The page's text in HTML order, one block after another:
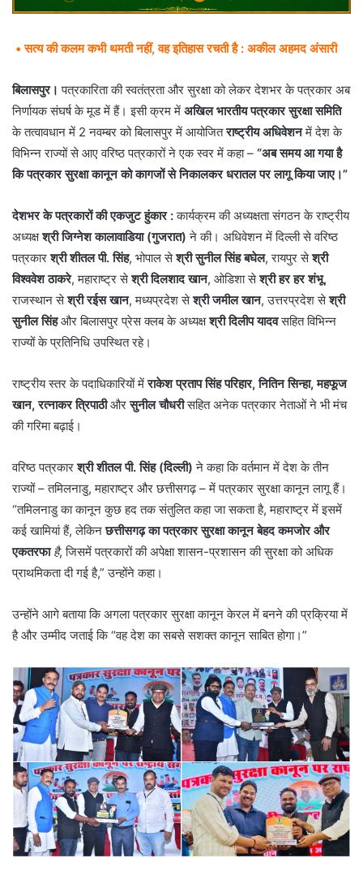
• सत्य की कलम कभी थमती नहीं, वह इतिहास रचती है : अकील अहमद अंसारी
बिलासपुर। पत्रकारिता की स्वतंत्रता और सुरक्षा को लेकर देशभर के पत्रकार अब
निर्णायक संघर्ष के मूड में हैं। इसी क्रम में अखिल भारतीय पत्रकार सुरक्षा समिति
के तत्वावधान में 2 नवम्बर को बिलासपुर में आयोजितराष्ट्रीय अधिवेशनमें देश के
विभिन्न राज्यों से आए वरिष्ठ पत्रकारों ने एक स्वर में कहा – “अब समय आ गया है
कि पत्रकार सुरक्षा कानून को कागजों से निकालकर धरातल पर लागू किया जाए।”
देशभर के पत्रकारों की एकजुट हुंकार :कार्यक्रम की अध्यक्षता संगठन के राष्ट्रीय
अध्यक्षश्री जिग्नेश कालावाडिया (गुजरात) ने की। अधिवेशन में दिल्ली से वरिष्ठ
पत्रकारश्री शीतल पी. सिंह, भोपाल सेश्री सुनील सिंह बघेल, रायपुर सेश्री
विश्ववेश ठाकरे, महाराष्ट्र सेश्री दिलशाद खान, ओडिशा सेश्री हर हर शंभू,
राजस्थान सेश्री रईस खान, मध्यप्रदेश सेश्री जमील खान, उत्तरप्रदेश सेश्री
सुनील सिंहऔर बिलासपुर प्रेस क्लब के अध्यक्षश्री दिलीप यादवसहित विभिन्न
राज्यों के प्रतिनिधि उपस्थित रहे।
राष्ट्रीय स्तर के पदाधिकारियों मेंराकेश प्रताप सिंह परिहार, नितिन सिन्हा, महफूज
खान, रत्नाकर त्रिपाठीऔरसुनील चौधरीसहित अनेक पत्रकार नेताओं ने भी मंच
की गरिमा बढ़ाई।
वरिष्ठ पत्रकारश्री शीतल पी. सिंह (दिल्ली) ने कहा कि वर्तमान में देश के तीन
राज्यों – तमिलनाडु, महाराष्ट्र और छत्तीसगढ़ – में पत्रकार सुरक्षा कानून लागू हैं।
“तमिलनाडु का कानून कुछ हद तक संतुलित कहा जा सकता है, महाराष्ट्र में इसमें
कई खामियां हैं, लेकिनछत्तीसगढ़ का पत्रकार सुरक्षा कानून बेहद कमजोर और
एकतरफाहै, जिसमें पत्रकारों की अपेक्षा शासन-प्रशासन की सुरक्षा को अधिक
प्राथमिकता दी गई है,” उन्होंने कहा।
उन्होंने आगे बताया कि अगला पत्रकार सुरक्षा कानून केरल में बनने की प्रक्रिया में
है और उम्मीद जताई कि “वह देश का सबसे सशक्त कानून साबित होगा।”